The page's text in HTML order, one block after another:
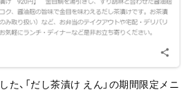
、「だし茶漬け えん」の期間限定メニ